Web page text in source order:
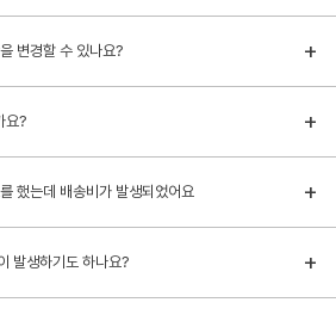
변경할 수 있나요?
요?
했는데 배송비가 발생되었어요
발생하기도 하나요?